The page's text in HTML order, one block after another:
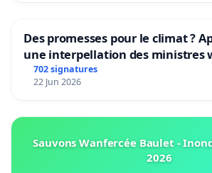
Des promesses pour le climat ?
une interpellation des ministres
climat et de l’environnement.
702 signatures
22 Jun 2026
Sauvons Wanfercée Baulet -
2026